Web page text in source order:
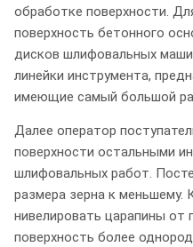
обработке поверхности.
поверхность бетонного
дисков шлифовальных
линейки инструмента,
имеющие самый большой
Далее оператор
поверхности остальными
шлифовальных работ.
размера зерна к
нивелировать царапины
поверхность более